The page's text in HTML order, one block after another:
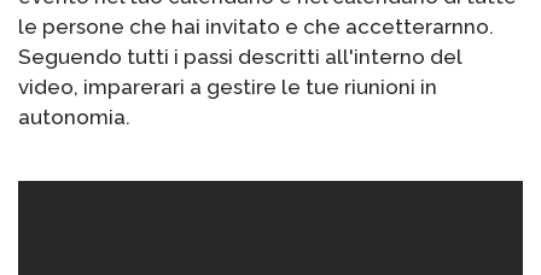
le persone che hai invitato e che accetterarnno.
Seguendo tutti i passi descritti all'interno del
video, imparerari a gestire le tue riunioni in
autonomia.